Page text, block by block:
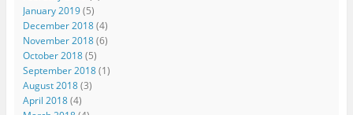
January 2019(5)
December 2018(4)
November 2018(6)
October 2018(5)
September 2018(1)
August 2018(3)
April 2018(4)